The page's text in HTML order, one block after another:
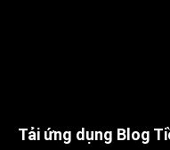
Tải ứng dụng Blog